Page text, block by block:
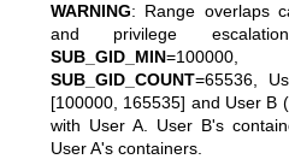
WARNING: Range overlaps
and privilege
SUB_GID_MIN
SUB_GID_COUNT=65536,
[100000, 165535] and User B
with User A. User B's
User A's containers.